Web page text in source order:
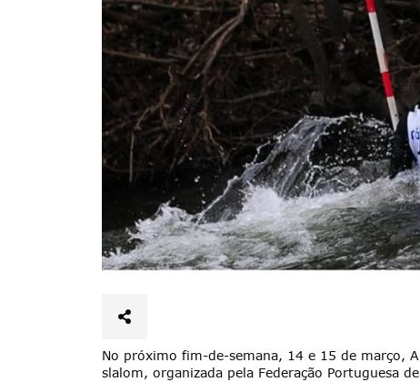
No próximo fim-de-semana, 14 e 15 de março,
slalom, organizada pela Federação Portuguesa